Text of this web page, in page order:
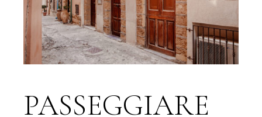
PASSEGGIARE